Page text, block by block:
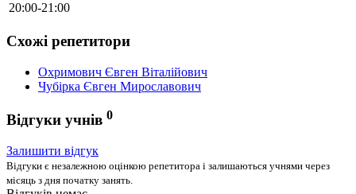
20:00-21:00
Схожі репетитори
Охримович Євген Віталійович
Чубірка Євген Мирославович
Відгуки учнів 0
Залишити відгук
Відгуки є незалежною оцінкою репетитора і залишаються учнями через
місяць з дня початку занять.